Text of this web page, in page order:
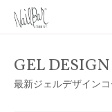
GEL DESIGN
最新ジェルデザインコ